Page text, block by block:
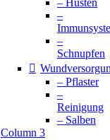
–
–
Schnupfen
– Pflaster
–
Reinigung
– Salben
Column 3